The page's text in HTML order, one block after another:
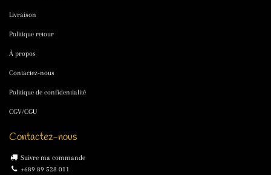
Livraison
Politique retour
À propos
Contactez-nous
Politique de confidentialité
CGV/CGU
Contactez-nous
Suivre ma commande
+689 89 528 011